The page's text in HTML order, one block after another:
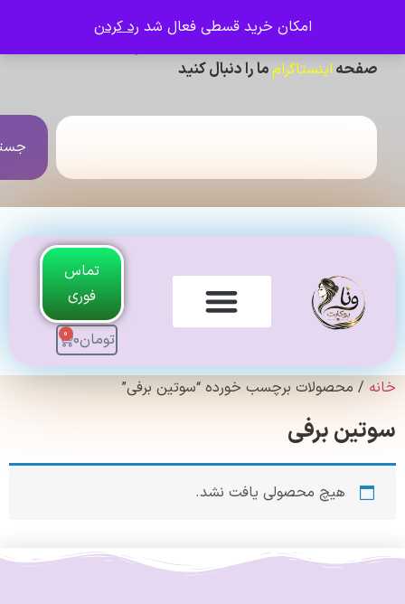
امکان خرید قسطی فعال شدرد کردن
اینستاگرامما را دنبال کنید
جستجو
تماس
فوری
0
برچسب خورده “سوتین برفی”
برفی
هیچ محصولی یافت نشد.